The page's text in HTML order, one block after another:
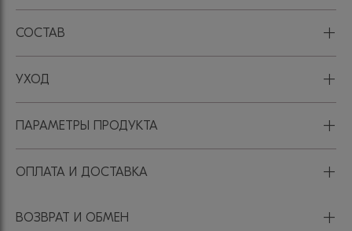
СОСТАВ +
УХОД +
ПАРАМЕТРЫ ПРОДУКТА +
ОПЛАТА И ДОСТАВКА +
ВОЗВРАТ И ОБМЕН +